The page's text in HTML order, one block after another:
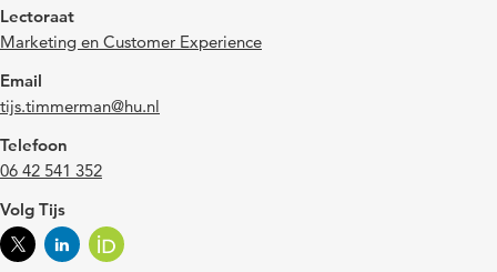
Lectoraat
Marketing en Customer Experience
Email
tijs.timmerman@hu.nl
Telefoon
06 42 541 352
Volg Tijs